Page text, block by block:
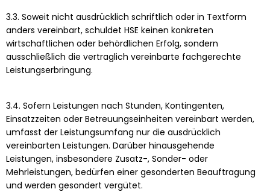
3.3. Soweit nicht ausdrücklich schriftlich oder in Textform
anders vereinbart, schuldet HSE keinen konkreten
wirtschaftlichen oder behördlichen Erfolg, sondern
ausschließlich die vertraglich vereinbarte fachgerechte
Leistungserbringung.
3.4. Sofern Leistungen nach Stunden, Kontingenten,
Einsatzzeiten oder Betreuungseinheiten vereinbart werden,
umfasst der Leistungsumfang nur die ausdrücklich
vereinbarten Leistungen. Darüber hinausgehende
Leistungen, insbesondere Zusatz-, Sonder- oder
Mehrleistungen, bedürfen einer gesonderten Beauftragung
und werden gesondert vergütet.